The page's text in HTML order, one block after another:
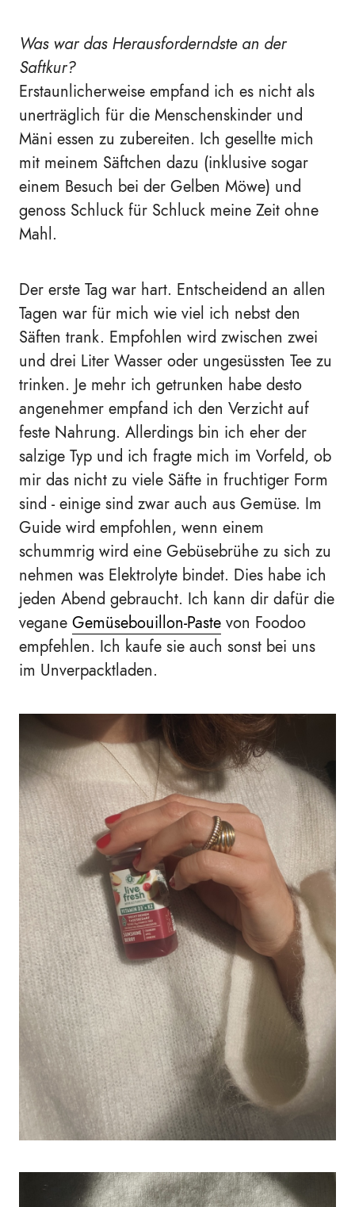
Was war das Herausforderndste an der
Saftkur?
Erstaunlicherweise empfand ich es nicht als
unerträglich für die Menschenskinder und
Mäni essen zu zubereiten. Ich gesellte mich
mit meinem Säftchen dazu (inklusive sogar
einem Besuch bei der Gelben Möwe) und
genoss Schluck für Schluck meine Zeit ohne
Mahl.
Der erste Tag war hart. Entscheidend an allen
Tagen war für mich wie viel ich nebst den
Säften trank. Empfohlen wird zwischen zwei
und drei Liter Wasser oder ungesüssten Tee zu
trinken. Je mehr ich getrunken habe desto
angenehmer empfand ich den Verzicht auf
feste Nahrung. Allerdings bin ich eher der
salzige Typ und ich fragte mich im Vorfeld, ob
mir das nicht zu viele Säfte in fruchtiger Form
sind - einige sind zwar auch aus Gemüse. Im
Guide wird empfohlen, wenn einem
schummrig wird eine Gebüsebrühe zu sich zu
nehmen was Elektrolyte bindet. Dies habe ich
jeden Abend gebraucht. Ich kann dir dafür die
vegane Gemüsebouillon-Paste von Foodoo
empfehlen. Ich kaufe sie auch sonst bei uns
im Unverpacktladen.